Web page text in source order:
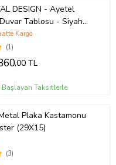
DESIGN - Ayetel
Tablosu - Siyah
Duvar Tablosu -
Tablo - Ev
(Altın)
(1)
Kargo
,00 TL
Başlayan Taksitlerle
Plaka Kastamonu
(29X15)
(3)